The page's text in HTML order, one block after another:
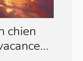
chien